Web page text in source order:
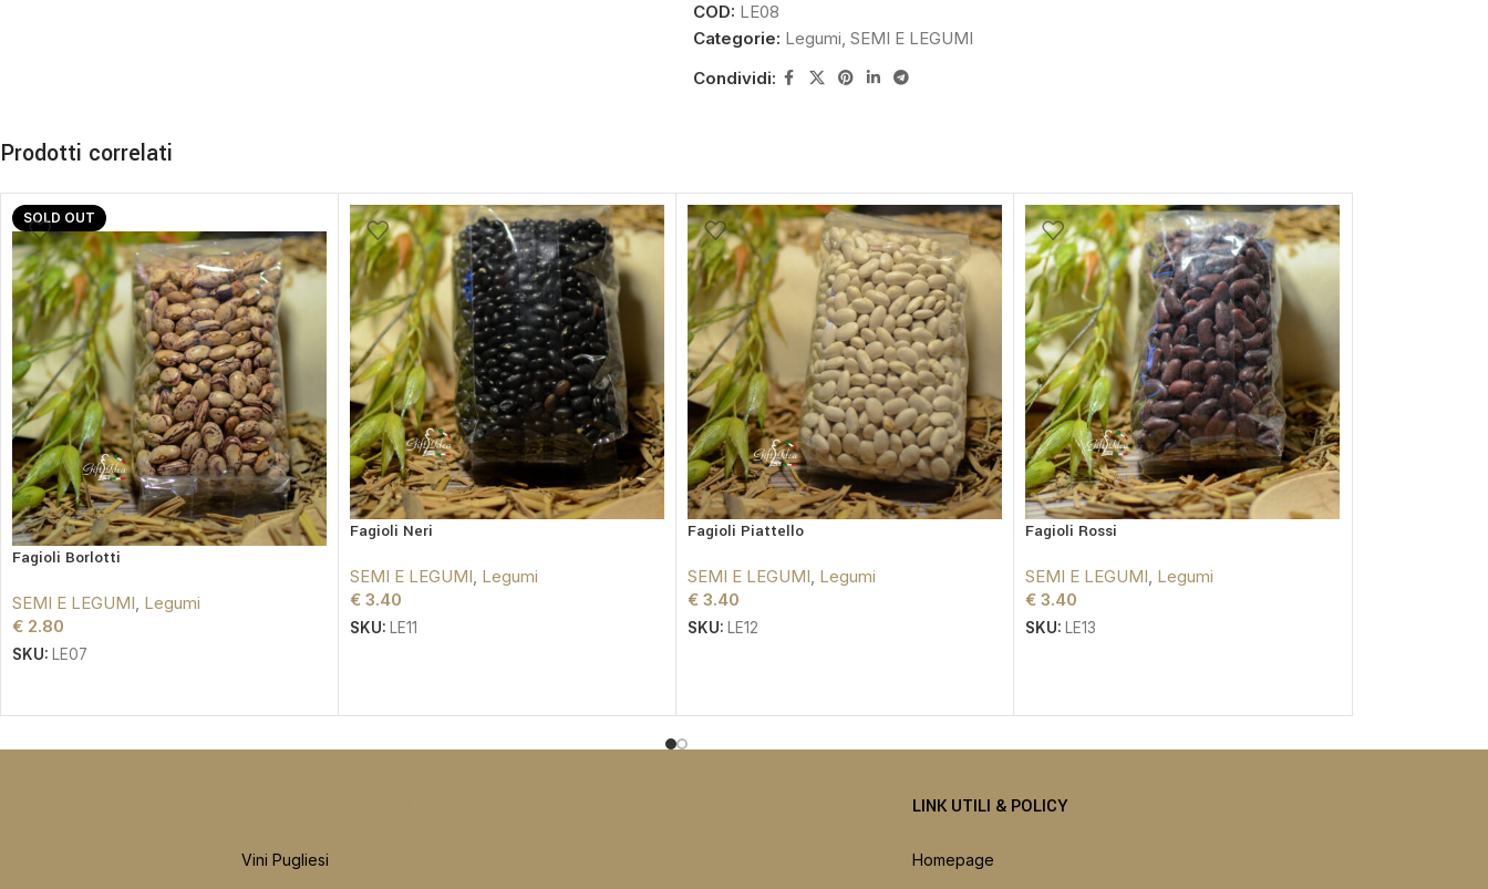
COD: LE08
Categorie: Legumi, SEMI E LEGUMI
Condividi:
Prodotti correlati
SOLD OUT
Fagioli Borlotti
SEMI E LEGUMI, Legumi
€ 2.80
SKU: LE07
Fagioli Neri
SEMI E LEGUMI, Legumi
€ 3.40
SKU: LE11
Fagioli Piattello
SEMI E LEGUMI, Legumi
€ 3.40
SKU: LE12
Fagioli Rossi
SEMI E LEGUMI, Legumi
€ 3.40
SKU: LE13
Vini Pugliesi
LINK UTILI & POLICY
Homepage